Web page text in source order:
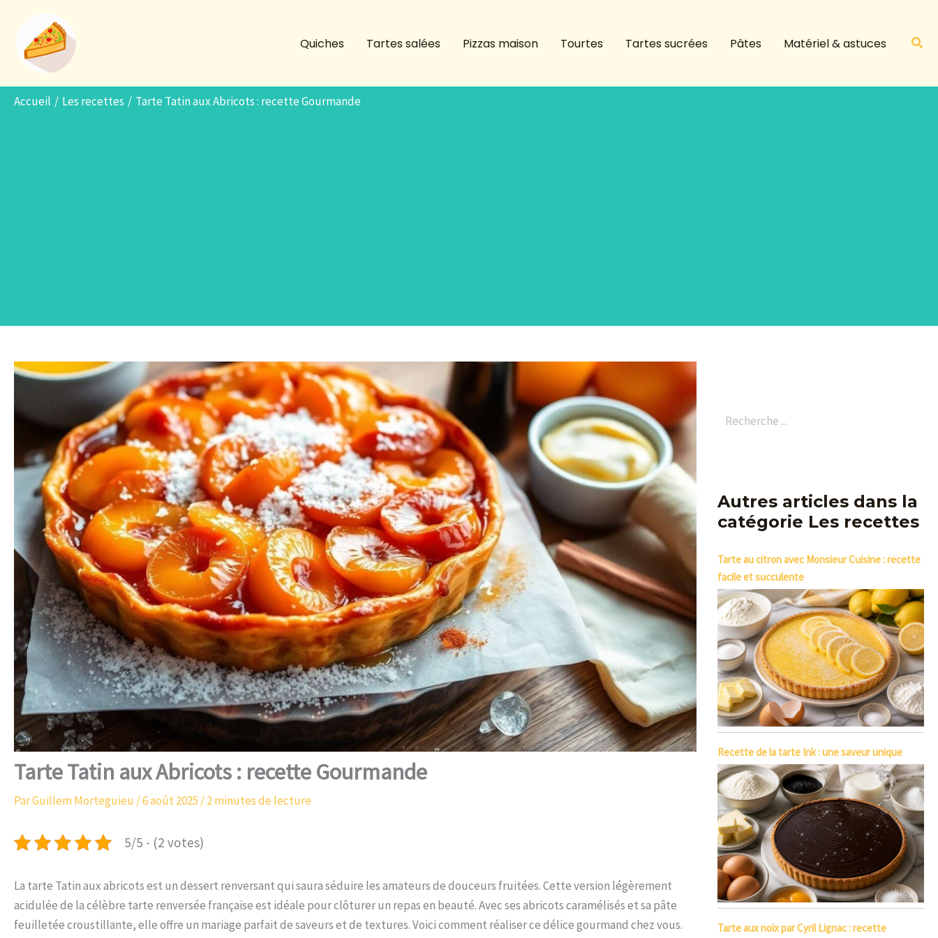
contenu
Quiches Tartes salées Pizzas maison Tourtes Tartes sucrées Pâtes Matériel & astuces
Accueil Les recettes Tarte Tatin aux Abricots : recette Gourmande
Tarte Tatin aux Abricots : recette Gourmande
ParGuillem Morteguieu /6 août 2025 /2 minutes de lecture
5/5 - (2 votes)
La tarte Tatin aux abricots est un dessert renversant qui saura séduire les amateurs de douceurs fruitées. Cette version légèrement
acidulée de la célèbre tarte renversée française est idéale pour clôturer un repas en beauté. Avec ses abricots caramélisés et sa pâte
feuilletée croustillante, elle offre un mariage parfait de saveurs et de textures. Voici comment réaliser ce délice gourmand chez vous.
Autres articles dans la
catégorie Les recettes
Tarte au citron avec Monsieur Cuisine : recette
facile et succulente
Recette de la tarte Ink : une saveur unique
Tarte aux noix par Cyril Lignac : recette